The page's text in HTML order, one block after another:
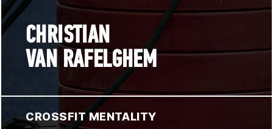
CHRISTIAN
VAN RAFELGHEM
CROSSFIT MENTALITY